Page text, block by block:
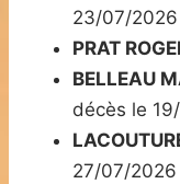
23/07/2026
PRAT
BELLEAU
décès le
27/07/2026